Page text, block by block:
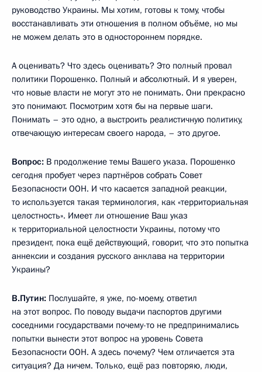
руководство Украины. Мы хотим, готовы к тому, чтобы
восстанавливать эти отношения в полном объёме, но мы
не можем делать это в одностороннем порядке.
А оценивать? Что здесь оценивать? Это полный провал
политики Порошенко. Полный и абсолютный. И я уверен,
что новые власти не могут это не понимать. Они прекрасно
это понимают. Посмотрим хотя бы на первые шаги.
Понимать – это одно, а выстроить реалистичную политику,
отвечающую интересам своего народа, – это другое.
Вопрос: В продолжение темы Вашего указа. Порошенко
сегодня пробует через партнёров собрать Совет
Безопасности ООН. И что касается западной реакции,
то используется такая терминология, как «территориальная
целостность». Имеет ли отношение Ваш указ
к территориальной целостности Украины, потому что
президент, пока ещё действующий, говорит, что это попытка
аннексии и создания русского анклава на территории
Украины?
В.Путин: Послушайте, я уже, по-моему, ответил
на этот вопрос. По поводу выдачи паспортов другими
соседними государствами почему-то не предпринимались
попытки вынести этот вопрос на уровень Совета
Безопасности ООН. А здесь почему? Чем отличается эта
ситуация? Да ничем. Только, ещё раз повторяю, люди,